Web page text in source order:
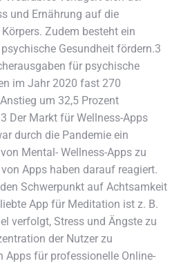
und Ernährung auf die
Zudem besteht ein
Gesundheit fördern.3
für psychische
im Jahr 2020 fast 270
um 32,5 Prozent
Der Markt für Wellness-Apps
durch die Pandemie ein
Mental- Wellness-Apps zu
Apps haben darauf reagiert.
Schwerpunkt auf Achtsamkeit
App für Meditation ist z. B.
verfolgt, Stress und Ängste zu
der Nutzer zu
Apps für professionelle Online-